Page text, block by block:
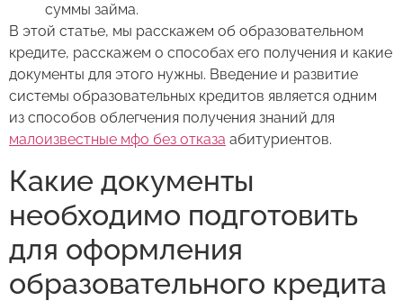
суммы займа.
В этой статье, мы расскажем об образовательном
кредите, расскажем о способах его получения и какие
документы для этого нужны. Введение и развитие
системы образовательных кредитов является одним
из способов облегчения получения знаний для
малоизвестные мфо без отказа абитуриентов.
Какие документы
необходимо подготовить
для оформления
образовательного кредита